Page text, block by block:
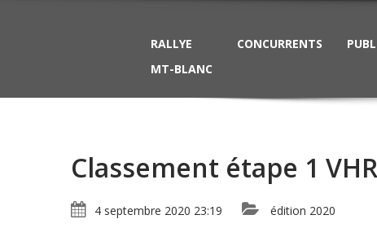
RALLYE
MT-BLANC
CONCURRENTS
Classement étape 1
4 septembre 2020 23:19 édition 2020